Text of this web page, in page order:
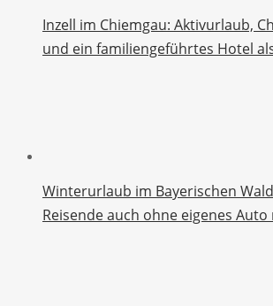
Inzell im Chiemgau: Aktivurlaub,
und ein familiengeführtes Hotel
Winterurlaub im Bayerischen
Reisende auch ohne eigenes Auto